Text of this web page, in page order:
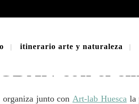
itinerario arte y naturaleza
con el
organiza junto conArt-lab Huescala